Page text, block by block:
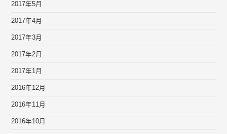
2017年5月
2017年4月
2017年3月
2017年2月
2017年1月
2016年12月
2016年11月
2016年10月